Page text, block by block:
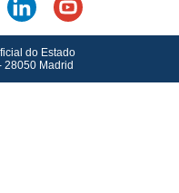
do Estado
Madrid